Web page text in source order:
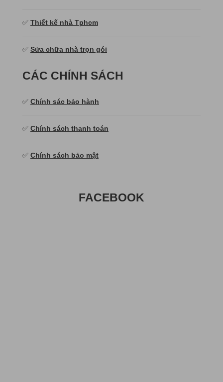
✅ Thiết kế nhà Tphcm
✅ Sửa chữa nhà trọn gói
CÁC CHÍNH SÁCH
✅ Chính sác bảo hành
✅ Chính sách thanh toán
✅ Chính sách bảo mật
FACEBOOK